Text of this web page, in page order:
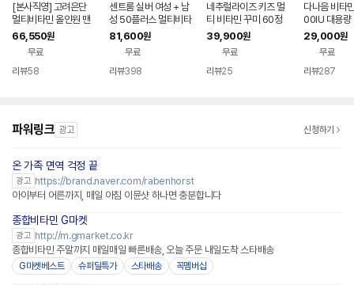
[본사직영] 고려은단
멀티비타민 올인원 맨
60+ 60정 X 3개 (6개
월분)
66,550원
무료
리뷰58
센트룸 실버 여성 + 남
성 50플러스 멀티비타
민 275정 세트 (총2
81,600원
무료
리뷰398
네추럴라이즈 키즈 멀
티 비타민 꾸미 60정
3박스 (3개월분)/ 아기
종합 젤리 구미 C
39,900원
무료
리뷰25
다나음 비타
00IU 대용
2ea (6개월
29,000원
무료
리뷰287
파워링크 광고 신청하기
온 가족 면역 걱정 끝
광고 https://brand.naver.com/rabenhorst
아이부터 어른까지, 매일 아침 이뮨샷 하나면 충분합니다
종합비타민 G마켓
광고 http://m.gmarket.co.kr
종합비타민 주말까지 매일매일 빠른배송, 오늘 주문 내일도착 스타배송
G마켓베스트 슈퍼딜특가 스타배송 꼭멤버십